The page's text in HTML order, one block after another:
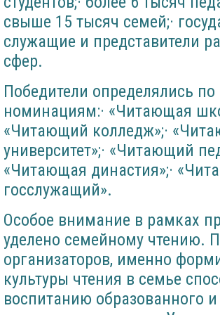
свыше 15 тысяч семей;·
служащие и представители
сфер.
Победители определялись
номинациям:· «Читающая
«Читающий колледж»;·
университет»;· «Читающий
«Читающая династия»;·
госслужащий».
Особое внимание в рамках
уделено семейному чтению.
организаторов, именно
культуры чтения в семье
воспитанию образованного